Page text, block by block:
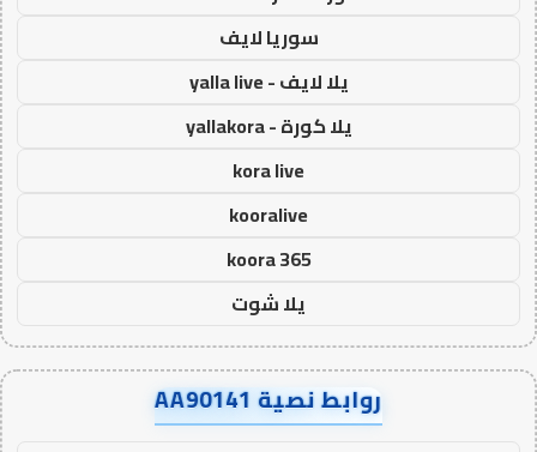
سوريا لايف
يلا لايف - yalla live
يلا كورة - yallakora
kora live
kooralive
koora 365
يلا شوت
روابط نصية AA90141